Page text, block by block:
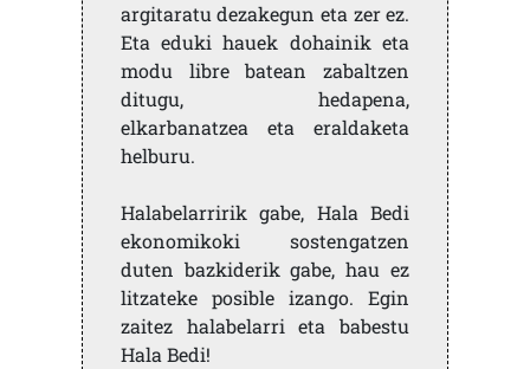
argitaratu dezakegun eta zer ez.
Eta eduki hauek dohainik eta
modu libre batean zabaltzen
ditugu, hedapena,
elkarbanatzea eta eraldaketa
helburu.
Halabelarririk gabe, Hala Bedi
ekonomikoki sostengatzen
duten bazkiderik gabe, hau ez
litzateke posible izango. Egin
zaitez halabelarri eta babestu
Hala Bedi!